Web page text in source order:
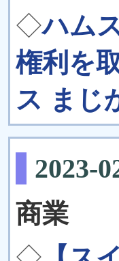
◇ハム
権利を
ス まじ
2023-
商業